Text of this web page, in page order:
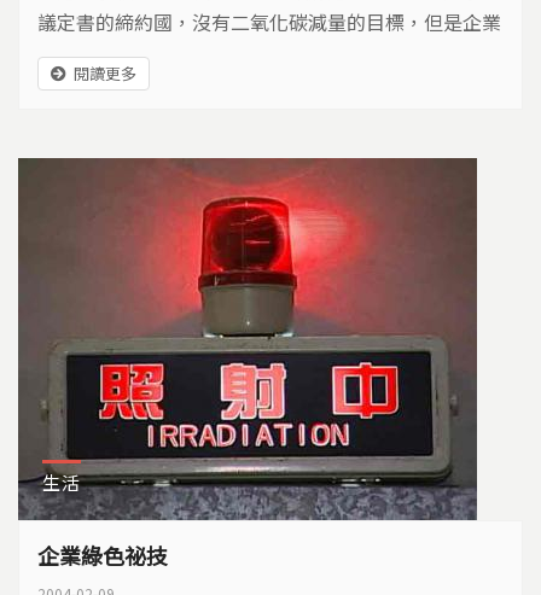
議定書的締約國，沒有二氧化碳減量的目標，但是企業
界已經開始未雨綢繆，了解京都議定書對企業經營的衝
擊。二氧化碳排放量，產業占總排放量的55%，如何提
的努力，值得大家借鏡。
閱讀更多
生活
企業綠色祕技